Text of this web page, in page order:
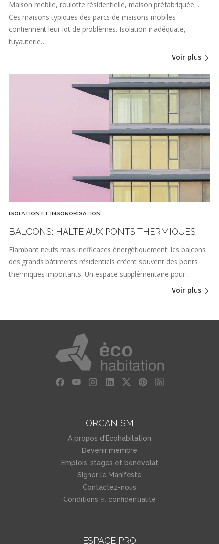
Maison mobile, roulotte résidentielle, maison préfabriquée…
Ces maisons typiques des parcs de maisons mobiles
contiennent leur lot de problèmes. Isolation inadéquate,
tuyauterie…
Voir plus
ISOLATION ET INSONORISATION
BALCONS: HALTE AUX PONTS THERMIQUES!
Flambant neufs mais inefficaces énergétiquement: les balcons
des grands bâtiments résidentiels créent souvent des ponts
thermiques importants. Un espace supplémentaire pour…
Voir plus
L'ORGANISME
À propos d'Écohabitation
Devenir membre
Emplois, stages et bénévolat
Signer le Manifeste
Contactez-nous
Conditions et confidentialité
ESPACE PRO